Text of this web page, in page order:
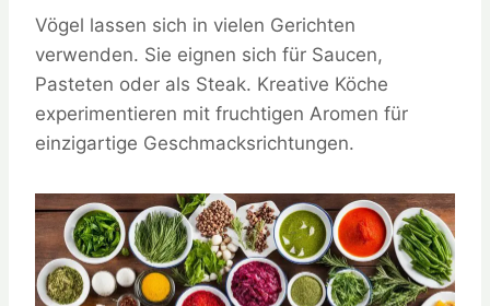
Vögel lassen sich in vielen Gerichten
verwenden. Sie eignen sich für Saucen,
Pasteten oder als Steak. Kreative Köche
experimentieren mit fruchtigen Aromen für
einzigartige Geschmacksrichtungen.